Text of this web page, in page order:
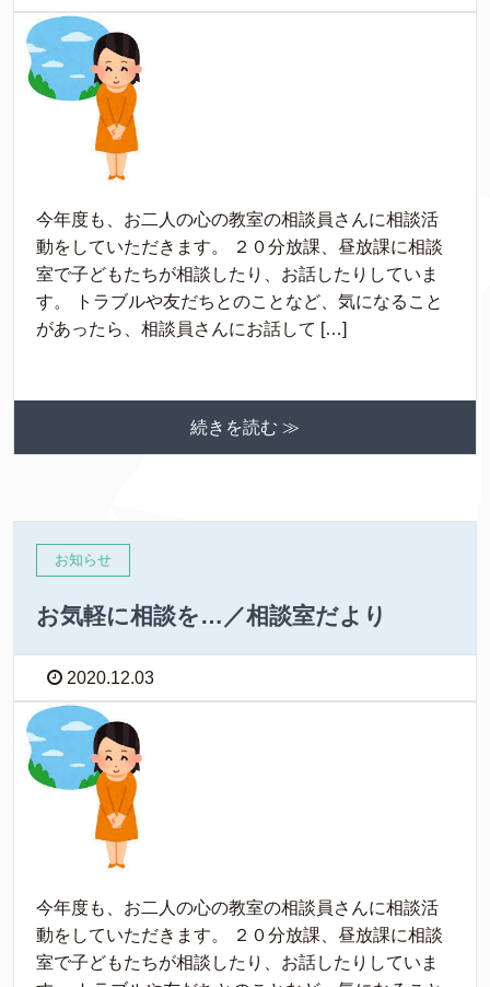
今年度も、お二人の心の教室の相談員さんに相談活
動をしていただきます。 ２０分放課、昼放課に相談
室で子どもたちが相談したり、お話したりしていま
す。 トラブルや友だちとのことなど、気になること
があったら、相談員さんにお話して […]
続きを読む ≫
お知らせ
お気軽に相談を…／相談室だより
2020.12.03
今年度も、お二人の心の教室の相談員さんに相談活
動をしていただきます。 ２０分放課、昼放課に相談
室で子どもたちが相談したり、お話したりしていま